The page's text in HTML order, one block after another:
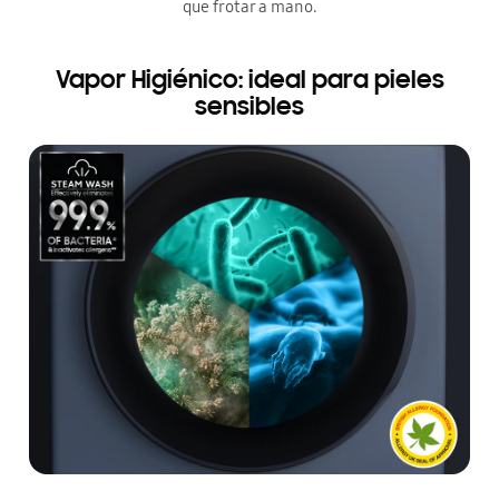
que frotar a mano.
Vapor Higiénico: ideal para pieles
sensibles